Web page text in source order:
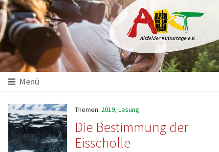
Startseite
Hauptinhalt
Menü
Themen: 2019,Lesung
Die Bestimmung der
Eisscholle